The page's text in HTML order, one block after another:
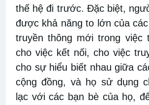
thế hệ đi trước. Đặc biệt,
được khả năng to lớn của
truyền thông mới trong việc
cho việc kết nối, cho việc
cho sự hiểu biết nhau giữa
cộng đồng, và họ sử dụng
lạc với các bạn bè của họ,